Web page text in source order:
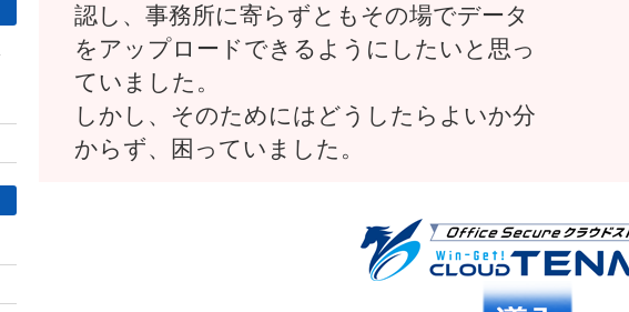
認し、事務所に寄らずともその場でデータ
をアップロードできるようにしたいと思っ
ていました。
しかし、そのためにはどうしたらよいか分
からず、困っていました。